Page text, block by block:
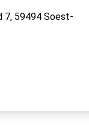
7, 59494 Soest-